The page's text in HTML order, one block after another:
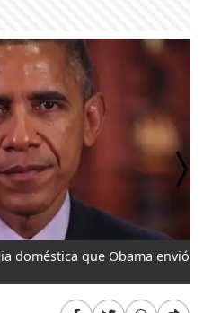
doméstica que Obama envió